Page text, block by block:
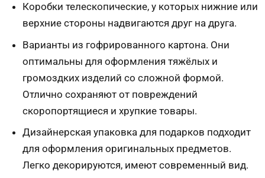
Коробки телескопические, у которых нижние или
верхние стороны надвигаются друг на друга.
Варианты из гофрированного картона. Они
оптимальны для оформления тяжёлых и
громоздких изделий со сложной формой.
Отлично сохраняют от повреждений
скоропортящиеся и хрупкие товары.
Дизайнерская упаковка для подарков подходит
для оформления оригинальных предметов.
Легко декорируются, имеют современный вид.